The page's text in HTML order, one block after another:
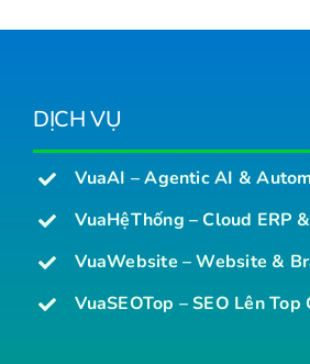
DỊCH VỤ
VuaAI – Agentic AI &
VuaHệThống – Cloud ERP
VuaWebsite – Website &
VuaSEOTop – SEO Lên Top